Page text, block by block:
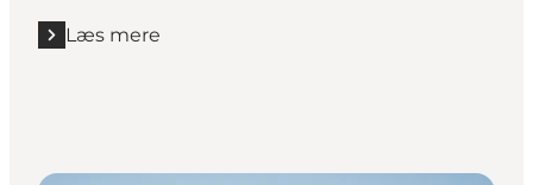
Læs mere